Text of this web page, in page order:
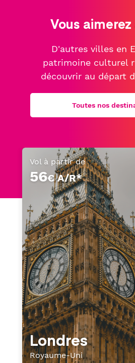
Vous aimerez
D'autres villes en
patrimoine culturel
découvrir au départ
Toutes nos
Vol à partir de
56€ A/R*
Londres
Royaume-Uni